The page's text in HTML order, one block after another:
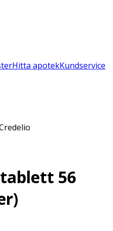
Hitta apotekKundservice
56